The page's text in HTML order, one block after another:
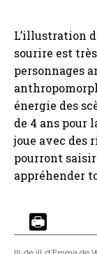
L’illustration
sourire est
personnages
énergie des
de 4 ans pour
joue avec des
pourront
appréhender